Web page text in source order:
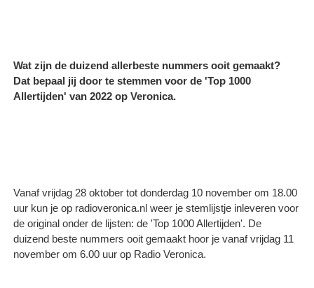
Wat zijn de duizend allerbeste nummers ooit gemaakt?
Dat bepaal jij door te stemmen voor de 'Top 1000
Allertijden' van 2022 op Veronica.
Vanaf vrijdag 28 oktober tot donderdag 10 november om 18.00
uur kun je op radioveronica.nl weer je stemlijstje inleveren voor
de original onder de lijsten: de 'Top 1000 Allertijden'. De
duizend beste nummers ooit gemaakt hoor je vanaf vrijdag 11
november om 6.00 uur op Radio Veronica.